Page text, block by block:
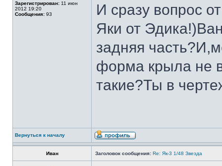
Зарегистрирован: 11 июн
2012 19:20
Сообщения: 93
И сразу вопрос
Яки от
задняя
форма крыла не
такие?Ты в
Вернуться к началу
Иван Заголовок сообщения: Re: Як-3 1/48 Звезда